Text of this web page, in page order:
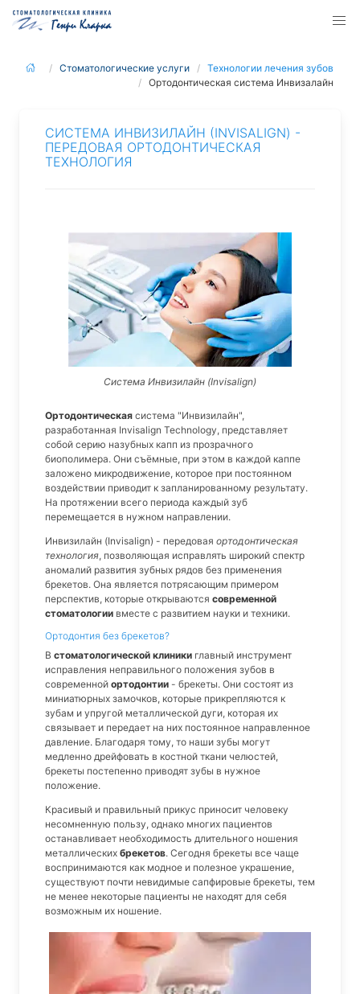
Стоматологические услуги
Технологии лечения зубов
Ортодонтическая система Инвизалайн
СИСТЕМА ИНВИЗИЛАЙН (INVISALIGN) -
ПЕРЕДОВАЯ ОРТОДОНТИЧЕСКАЯ
ТЕХНОЛОГИЯ
Система Инвизилайн (Invisalign)
Ортодонтическая система "Инвизилайн",
разработанная Invisalign Technology, представляет
собой серию назубных капп из прозрачного
биополимера. Они съёмные, при этом в каждой каппе
заложено микродвижение, которое при постоянном
воздействии приводит к запланированному результату.
На протяжении всего периода каждый зуб
перемещается в нужном направлении.
Инвизилайн (Invisalign) - передовая ортодонтическая
технология , позволяющая исправлять широкий спектр
аномалий развития зубных рядов без применения
брекетов. Она является потрясающим примером
перспектив, которые открываются современной
стоматологии вместе с развитием науки и техники.
Ортодонтия без брекетов?
В стоматологической клиники главный инструмент
исправления неправильного положения зубов в
современной ортодонтии - брекеты. Они состоят из
миниатюрных замочков, которые прикрепляются к
зубам и упругой металлической дуги, которая их
связывает и передает на них постоянное направленное
давление. Благодаря тому, то наши зубы могут
медленно дрейфовать в костной ткани челюстей,
брекеты постепенно приводят зубы в нужное
положение.
Красивый и правильный прикус приносит человеку
несомненную пользу, однако многих пациентов
останавливает необходимость длительного ношения
металлических брекетов. Сегодня брекеты все чаще
воспринимаются как модное и полезное украшение,
существуют почти невидимые сапфировые брекеты, тем
не менее некоторые пациенты не находят для себя
возможным их ношение.